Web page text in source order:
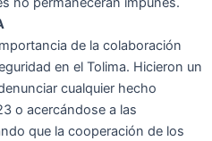
de la colaboración
en el Tolima. Hicieron un
cualquier hecho
o acercándose a las
que la cooperación de los